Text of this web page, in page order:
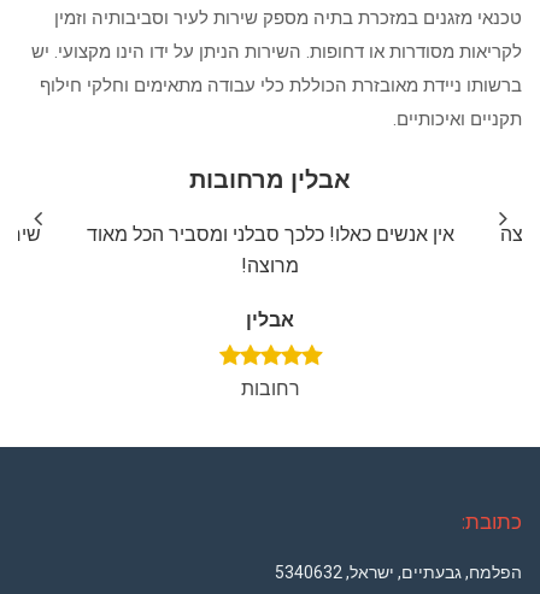
טכנאי מזגנים במזכרת בתיה מספק שירות לעיר וסביבותיה וזמין
לקריאות מסודרות או דחופות. השירות הניתן על ידו הינו מקצועי. יש
ברשותו ניידת מאובזרת הכוללת כלי עבודה מתאימים וחלקי חילוף
תקניים ואיכותיים.
אבלין מרחובות
אין אנשים כאלו! כלכך סבלני ומסביר הכל מאוד
מרוצה!
אבלין
רחובות
כתובת:
הפלמח, גבעתיים, ישראל, 5340632